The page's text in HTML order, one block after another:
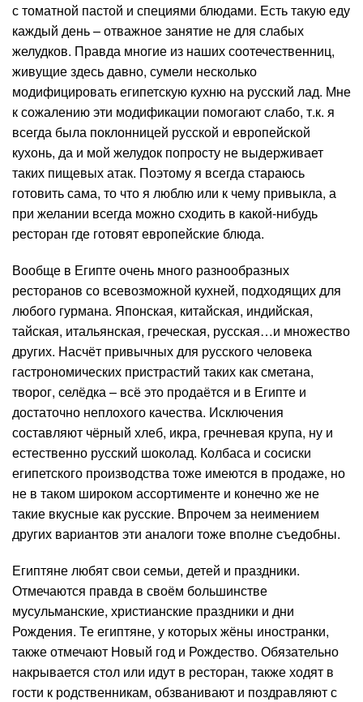
с томатной пастой и специями блюдами. Есть такую еду
каждый день – отважное занятие не для слабых
желудков. Правда многие из наших соотечественниц,
живущие здесь давно, сумели несколько
модифицировать египетскую кухню на русский лад. Мне
к сожалению эти модификации помогают слабо, т.к. я
всегда была поклонницей русской и европейской
кухонь, да и мой желудок попросту не выдерживает
таких пищевых атак. Поэтому я всегда стараюсь
готовить сама, то что я люблю или к чему привыкла, а
при желании всегда можно сходить в какой-нибудь
ресторан где готовят европейские блюда.
Вообще в Египте очень много разнообразных
ресторанов со всевозможной кухней, подходящих для
любого гурмана. Японская, китайская, индийская,
тайская, итальянская, греческая, русская…и множество
других. Насчёт привычных для русского человека
гастрономических пристрастий таких как сметана,
творог, селёдка – всё это продаётся и в Египте и
достаточно неплохого качества. Исключения
составляют чёрный хлеб, икра, гречневая крупа, ну и
естественно русский шоколад. Колбаса и сосиски
египетского производства тоже имеются в продаже, но
не в таком широком ассортименте и конечно же не
такие вкусные как русские. Впрочем за неимением
других вариантов эти аналоги тоже вполне съедобны.
Египтяне любят свои семьи, детей и праздники.
Отмечаются правда в своём большинстве
мусульманские, христианские праздники и дни
Рождения. Те египтяне, у которых жёны иностранки,
также отмечают Новый год и Рождество. Обязательно
накрывается стол или идут в ресторан, также ходят в
гости к родственникам, обзванивают и поздравляют с